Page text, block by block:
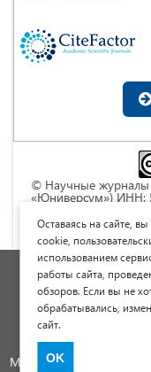
© Научные
«Юниверсум») ИНН:
Commons «
Непортированная
Политика
Международный
Оставаясь на сайте,
cookie,
использованием
работы сайта,
обзоров. Если вы не
обрабатывались,
сайт.
OK